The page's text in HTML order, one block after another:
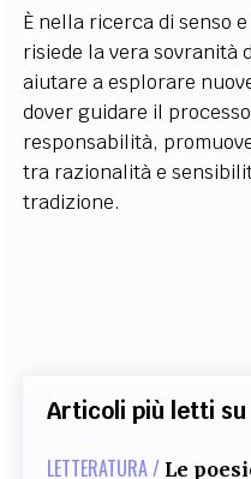
È nella ricerca di senso
risiede la vera sovranità
aiutare a esplorare
dover guidare il
responsabilità,
tra razionalità e
tradizione.
Articoli più letti
LETTERATURA / Le